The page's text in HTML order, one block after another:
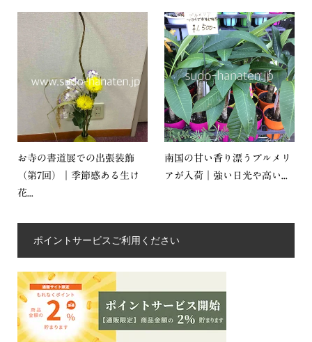
お寺の書道展での出張装飾
（第7回）｜季節感ある生け
花...
南国の甘い香り漂うプルメリ
アが入荷｜強い日光や高い...
ポイントサービスご利用ください